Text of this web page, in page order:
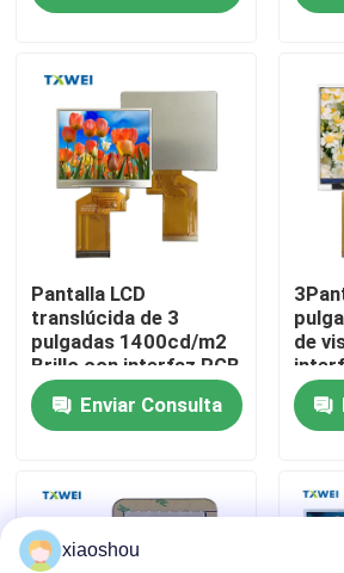
Recorrido por la fábrica
Control de calidad
Noticias
Solicitar una cita
Display LCD de tipo TFT
Pantalla LCD TFT
Pantalla LCD
translúcida de 3
pulgadas 1400cd/m2
Brillo con interfaz RGB
30 a 80°C
Temperatura de
almacenamiento
Enviar Consulta
de
320
xiaoshou